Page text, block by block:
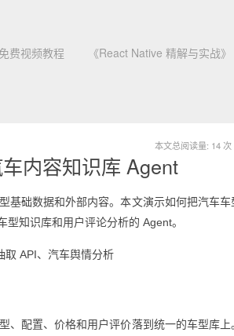
免费视频教程 《React Native 精解与实战》
本文总阅读量: 14 次
内容知识库 Agent
基础数据和外部内容。本文演示如何把汽车
知识库和用户评论分析的 Agent。
取 API、汽车舆情分析
配置、价格和用户评价落到统一的车型库